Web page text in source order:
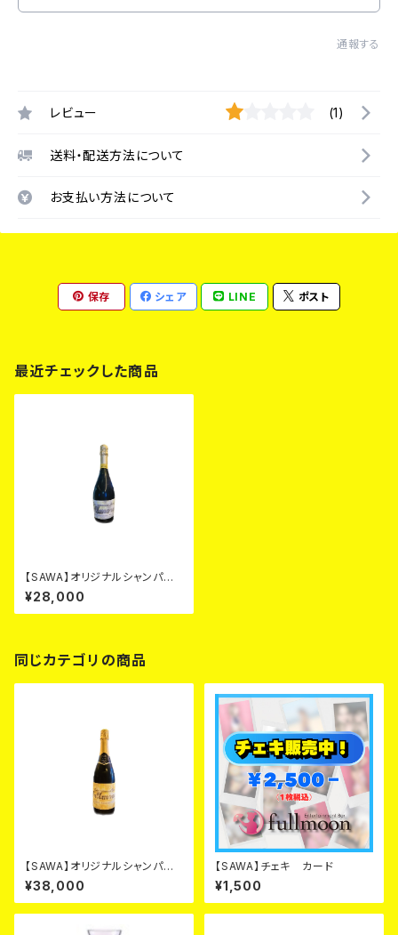
通報する
レビュー (1)
送料・配送方法について
お支払い方法について
保存 シェア LINE ポスト
最近チェックした商品
【SAWA】オリジナルシャンパ
ン シルバーカード
¥28,000
同じカテゴリの商品
【SAWA】オリジナルシャンパ
ン ゴールド カード
¥38,000
【SAWA】チェキ カード
¥1,500